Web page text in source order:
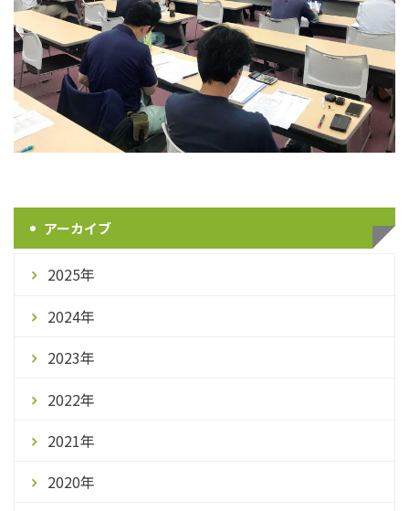
アーカイブ
2025年
2024年
2023年
2022年
2021年
2020年